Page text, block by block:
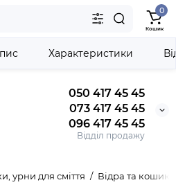
050 417 45 45
073 417 45 45
096 417 45 45
Відділ продажу
0
Кошик
урни для сміття Відра та
Характеристики